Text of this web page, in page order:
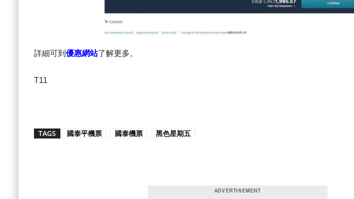
詳細可到 優惠網站了解更多。
T11
TAGS 國泰平機票 國泰機票 黑色星期五